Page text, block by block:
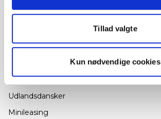
Tillad valgte
Kun nødvendige cookies
Information
Find udlejningssted
Udlandsdansker
Minileasing